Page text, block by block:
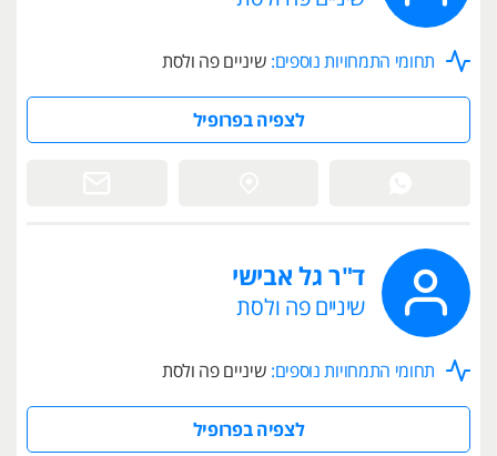
תחומי התמחויות נוספים: שיניים פה ולסת
לצפיה בפרופיל
ד"ר גל אבישי
שיניים פה ולסת
תחומי התמחויות נוספים: שיניים פה ולסת
לצפיה בפרופיל